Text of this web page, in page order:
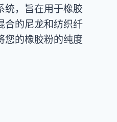
统，旨在用于橡胶
合的尼龙和纺织纤
您的橡胶粉的纯度